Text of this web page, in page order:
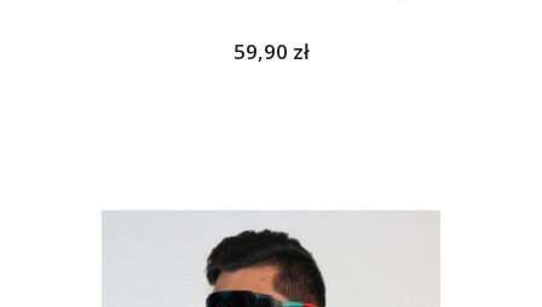
59,90 zł